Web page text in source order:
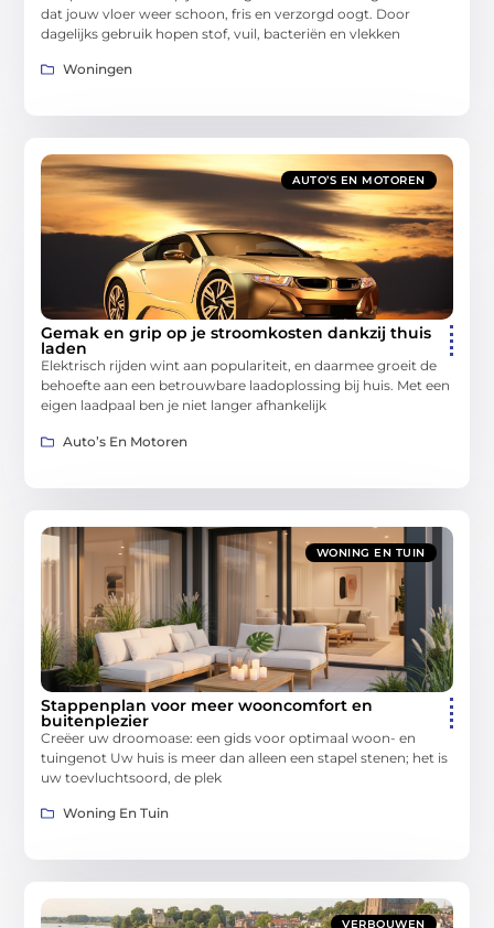
dat jouw vloer weer schoon, fris en verzorgd oogt. Door
dagelijks gebruik hopen stof, vuil, bacteriën en vlekken
Woningen
AUTO’S EN MOTOREN
Gemak en grip op je stroomkosten dankzij thuis
laden
Elektrisch rijden wint aan populariteit, en daarmee groeit de
behoefte aan een betrouwbare laadoplossing bij huis. Met een
eigen laadpaal ben je niet langer afhankelijk
Auto’s En Motoren
WONING EN TUIN
Stappenplan voor meer wooncomfort en
buitenplezier
Creëer uw droomoase: een gids voor optimaal woon- en
tuingenot Uw huis is meer dan alleen een stapel stenen; het is
uw toevluchtsoord, de plek
Woning En Tuin
VERBOUWEN